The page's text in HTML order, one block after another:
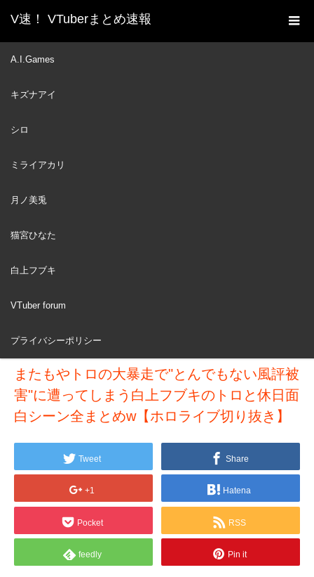
V速！ VTuberまとめ速報
A.I.Games
キズナアイ
シロ
ミライアカリ
月ノ美兎
猫宮ひなた
白上フブキ
VTuber forum
プライバシーポリシー
ホーム
新着動画一覧
日面白シーン全まとめw【ホロライブ切り抜き】
OCT
またもやトロの大暴走で"とんでもない風評被
害"に遭ってしまう白上フブキのトロと休日面
白シーン全まとめw【ホロライブ切り抜き】
Tweet Share
+1 Hatena
Pocket RSS
feedly Pin it